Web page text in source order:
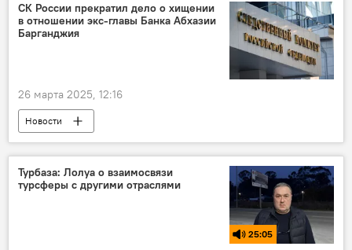
СК России прекратил дело о хищении
в отношении экс-главы Банка Абхазии
Барганджия
26 марта 2025, 12:16
Новости
Турбаза: Лолуа о взаимосвязи
турсферы с другими отраслями
25:05